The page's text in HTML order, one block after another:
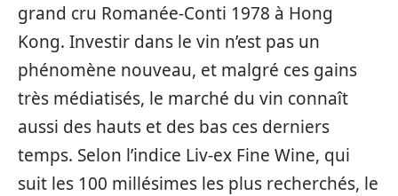
grand cru Romanée-Conti 1978 à Hong
Kong. Investir dans le vin n’est pas un
phénomène nouveau, et malgré ces gains
très médiatisés, le marché du vin connaît
aussi des hauts et des bas ces derniers
temps. Selon l’indice Liv-ex Fine Wine, qui
suit les 100 millésimes les plus recherchés, le